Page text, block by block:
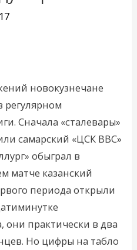
новокузнечане
регулярном
Сначала «сталевары»
самарский «ЦСК ВВС»
обыграл в
матче казанский
периода открыли
они практически в два
Но цифры на табло